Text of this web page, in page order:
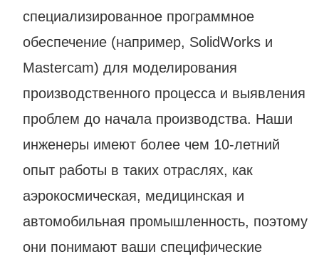
специализированное программное
обеспечение (например, SolidWorks и
Mastercam) для моделирования
производственного процесса и выявления
проблем до начала производства. Наши
инженеры имеют более чем 10-летний
опыт работы в таких отраслях, как
аэрокосмическая, медицинская и
автомобильная промышленность, поэтому
они понимают ваши специфические